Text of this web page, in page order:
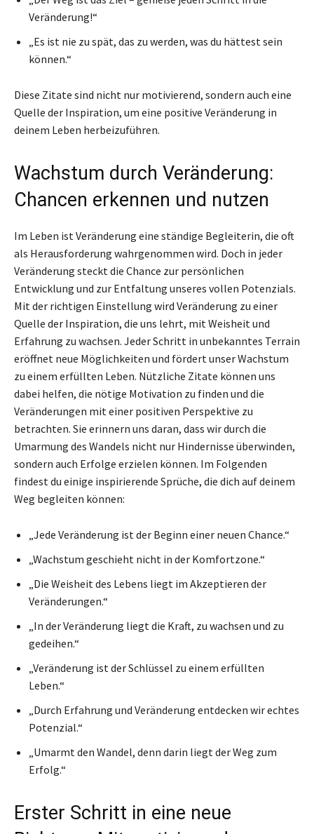
Veränderung!“
„Es ist nie zu spät, das zu werden, was du hättest sein
können.“
Diese Zitate sind nicht nur motivierend, sondern auch eine
Quelle der Inspiration, um eine positive Veränderung in
deinem Leben herbeizuführen.
Wachstum durch Veränderung:
Chancen erkennen und nutzen
Im Leben ist Veränderung eine ständige Begleiterin, die oft
als Herausforderung wahrgenommen wird. Doch in jeder
Veränderung steckt die Chance zur persönlichen
Entwicklung und zur Entfaltung unseres vollen Potenzials.
Mit der richtigen Einstellung wird Veränderung zu einer
Quelle der Inspiration, die uns lehrt, mit Weisheit und
Erfahrung zu wachsen. Jeder Schritt in unbekanntes Terrain
eröffnet neue Möglichkeiten und fördert unser Wachstum
zu einem erfüllten Leben. Nützliche Zitate können uns
dabei helfen, die nötige Motivation zu finden und die
Veränderungen mit einer positiven Perspektive zu
betrachten. Sie erinnern uns daran, dass wir durch die
Umarmung des Wandels nicht nur Hindernisse überwinden,
sondern auch Erfolge erzielen können. Im Folgenden
findest du einige inspirierende Sprüche, die dich auf deinem
Weg begleiten können:
„Jede Veränderung ist der Beginn einer neuen Chance.“
„Wachstum geschieht nicht in der Komfortzone.“
„Die Weisheit des Lebens liegt im Akzeptieren der
Veränderungen.“
„In der Veränderung liegt die Kraft, zu wachsen und zu
gedeihen.“
„Veränderung ist der Schlüssel zu einem erfüllten
Leben.“
„Durch Erfahrung und Veränderung entdecken wir echtes
Potenzial.“
„Umarmt den Wandel, denn darin liegt der Weg zum
Erfolg.“
Erster Schritt in eine neue